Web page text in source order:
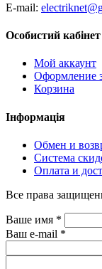
E-mail:
Особистий кабінет
Мой аккаунт
Оформление
Корзина
Інформація
Обмен и
Система
Оплата и
Все права
Ваше имя *
Ваш e-mail *